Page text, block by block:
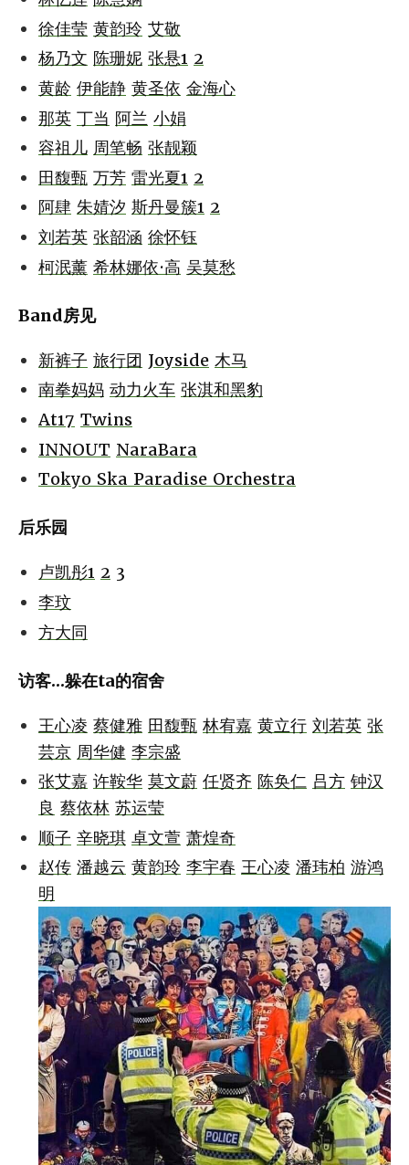
徐佳莹 黄韵玲 艾敬
杨乃文 陈珊妮 张悬1 2
黄龄 伊能静 黄圣依 金海心
那英 丁当 阿兰 小娟
容祖儿 周笔畅 张靓颖
田馥甄 万芳 雷光夏1 2
阿肆 朱婧汐 斯丹曼簇1 2
刘若英 张韶涵 徐怀钰
柯泯薰 希林娜依·高 吴莫愁
Band房见
新裤子 旅行团 Joyside 木马
南拳妈妈 动力火车 张淇和黑豹
At17 Twins
INNOUT NaraBara
Tokyo Ska Paradise Orchestra
后乐园
卢凯彤1 2 3
李玟
方大同
访客...躲在ta的宿舍
王心凌 蔡健雅 田馥甄 林宥嘉 黄立行 刘若英 张
芸京 周华健 李宗盛
张艾嘉 许鞍华 莫文蔚 任贤齐 陈奂仁 吕方 钟汉
良 蔡依林 苏运莹
顺子 辛晓琪 卓文萱 萧煌奇
赵传 潘越云 黄韵玲 李宇春 王心凌 潘玮柏 游鸿
明